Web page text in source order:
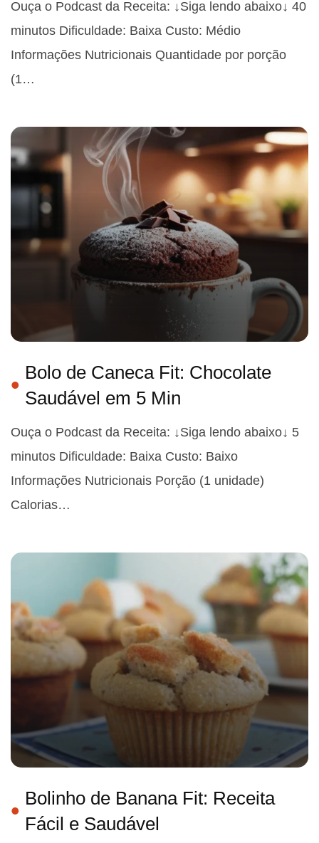
Ouça o Podcast da Receita: ↓Siga lendo abaixo↓ 40
minutos Dificuldade: Baixa Custo: Médio
Informações Nutricionais Quantidade por porção
(1…
Bolo de Caneca Fit: Chocolate
Saudável em 5 Min
Ouça o Podcast da Receita: ↓Siga lendo abaixo↓ 5
minutos Dificuldade: Baixa Custo: Baixo
Informações Nutricionais Porção (1 unidade)
Calorias…
Bolinho de Banana Fit: Receita
Fácil e Saudável